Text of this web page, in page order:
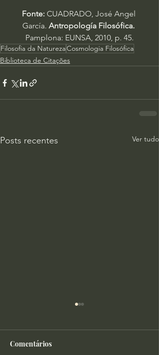
Fonte: CUADRADO, José Angel
García. Antropología Filosófica.
Pamplona: EUNSA, 2010, p. 45.
Filosofia da NaturezaCosmologia Filosófica
Biblioteca de Citações
Posts recentes Ver tudo
Comentários